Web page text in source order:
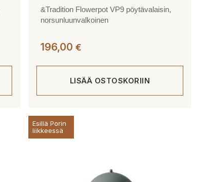
&Tradition Flowerpot VP9 pöytävalaisin,
norsunluunvalkoinen
196,00 €
LISÄÄ OSTOSKORIIN
Esillä Porin
liikkeessä